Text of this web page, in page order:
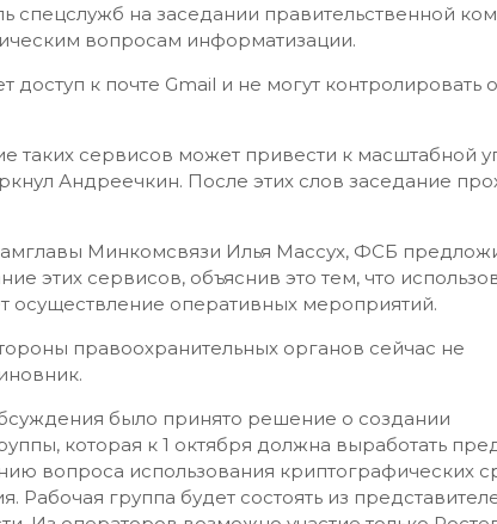
спецслужб на заседании правительственной
вопросам информатизации.
к почте Gmail и не могут контролировать
таких сервисов может привести к масштабной
Андреечкин. После этих слов заседание
Минкомсвязи Илья Массух, ФСБ
этих сервисов, объяснив это тем, что
осуществление оперативных мероприятий.
правоохранительных органов сейчас не
было принято решение о создании
которая к 1 октября должна выработать
вопроса использования криптографических
Рабочая группа будет состоять из